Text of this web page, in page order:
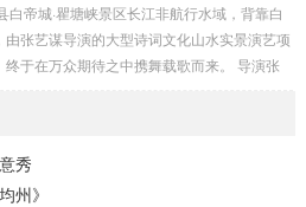
尽显匠心传承，将非遗美食与原创戏剧以宴席
众面前，让客人审视特定时代的文化遗存，感
魅力。《直隶一品宴》讲述直隶官...
白帝城·瞿塘峡景区长江非航行水域，背靠白
由张艺谋导演的大型诗词文化山水实景演艺项
终于在万众期待之中携舞载歌而来。 导演张
襟带”，是一座拥有2300多年灿烂文明的“中
庆市文旅“三峡牌”的主战场和最前线，《归来
秀
州》